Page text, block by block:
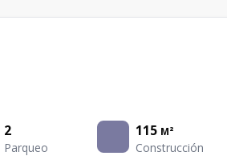
2
Parqueo
115 M²
Construcción